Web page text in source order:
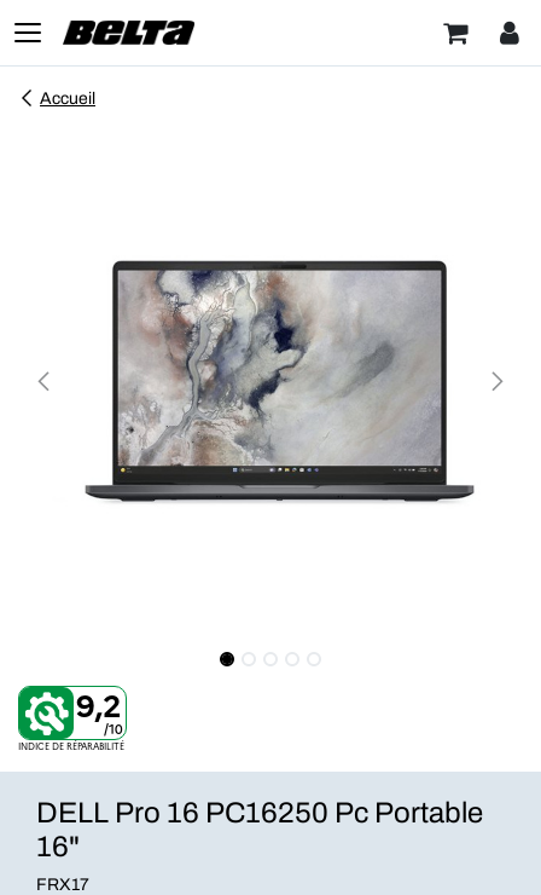
Accueil
9,2
/10
INDICE DE RÉPARABILITÉ
DELL Pro 16 PC16250 Pc Portable
16"
FRX17